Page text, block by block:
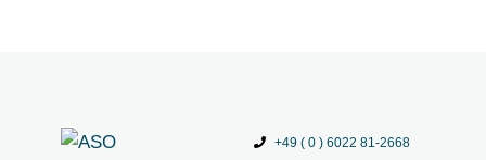
+49 ( 0 ) 6022 81-2668